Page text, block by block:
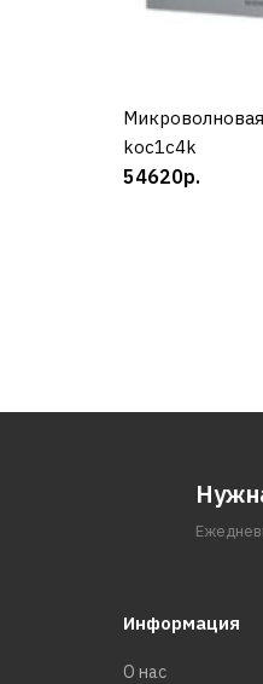
koc1c4k
54620р.
Информация
О нас